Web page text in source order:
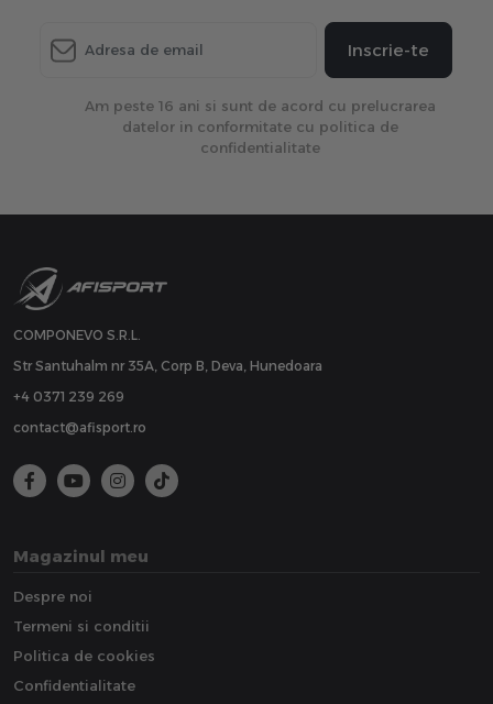
Inscrie-te
Am peste 16 ani si sunt de acord cu prelucrarea
datelor in conformitate cu politica de
confidentialitate
COMPONEVO S.R.L.
Str Santuhalm nr 35A, Corp B, Deva, Hunedoara
+4 0371 239 269
contact@afisport.ro
Magazinul meu
Despre noi
Termeni si conditii
Politica de cookies
Confidentialitate